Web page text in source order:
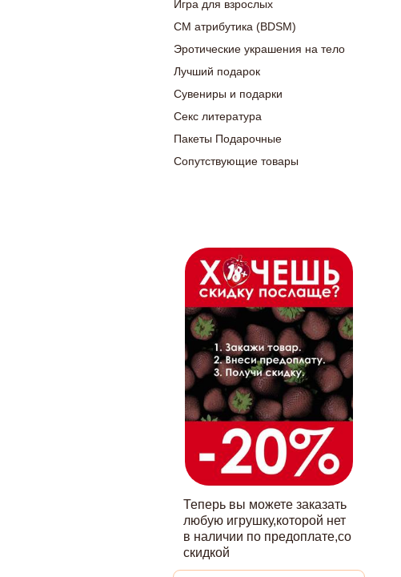
Игра для взрослых
СМ атрибутика (BDSM)
Эротические украшения на тело
Лучший подарок
Сувениры и подарки
Секс литература
Пакеты Подарочные
Сопутствующие товары
Теперь вы можете заказать
любую игрушку,которой нет
в наличии по предоплате,со
скидкой